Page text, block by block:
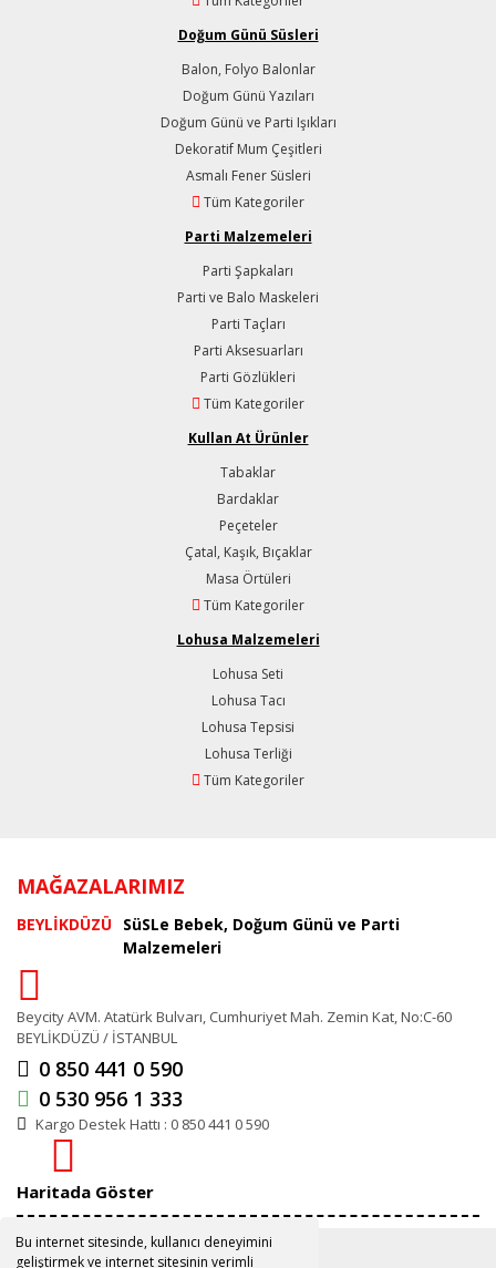
Bu internet sitesinde, kullanıcı deneyimini
geliştirmek ve internet sitesinin verimli
Doğum Günü Süsleri
Balon, Folyo Balonlar
Doğum Günü Yazıları
Doğum Günü ve Parti Işıkları
Dekoratif Mum Çeşitleri
Asmalı Fener Süsleri
Tüm Kategoriler
Parti Malzemeleri
Parti Şapkaları
Parti ve Balo Maskeleri
Parti Taçları
Parti Aksesuarları
Parti Gözlükleri
Tüm Kategoriler
Kullan At Ürünler
Tabaklar
Bardaklar
Peçeteler
Çatal, Kaşık, Bıçaklar
Masa Örtüleri
Tüm Kategoriler
Lohusa Malzemeleri
Lohusa Seti
Lohusa Tacı
Lohusa Tepsisi
Lohusa Terliği
Tüm Kategoriler
MAĞAZALARIMIZ
BEYLİKDÜZÜ SüSLe Bebek, Doğum Günü ve Parti
Malzemeleri
Beycity AVM. Atatürk Bulvarı, Cumhuriyet Mah. Zemin Kat, No:C-60
BEYLİKDÜZÜ / İSTANBUL
0 850 441 0 590
0 530 956 1 333
Kargo Destek Hattı : 0 850 441 0 590
Haritada Göster